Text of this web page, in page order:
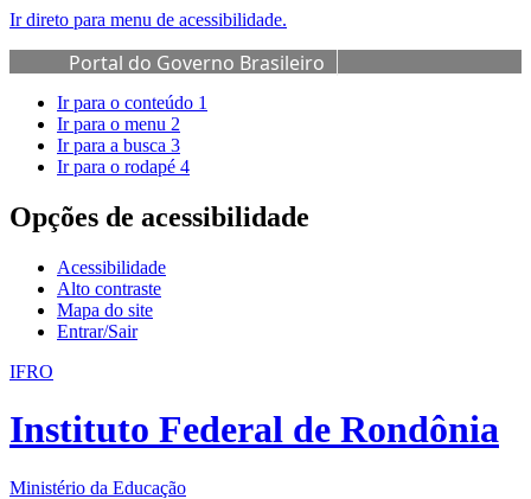
Ir direto para menu de acessibilidade.
Portal do Governo Brasileiro
Ir para o conteúdo 1
Ir para o menu 2
Ir para a busca 3
Ir para o rodapé 4
Opções de acessibilidade
Acessibilidade
Alto contraste
Mapa do site
Entrar/Sair
IFRO
Instituto Federal de Rondônia
Ministério da Educação